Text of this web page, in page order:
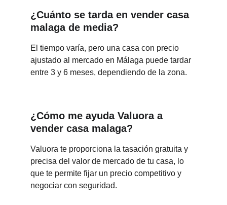
¿Cuánto se tarda en vender casa
malaga de media?
El tiempo varía, pero una casa con precio
ajustado al mercado en Málaga puede tardar
entre 3 y 6 meses, dependiendo de la zona.
¿Cómo me ayuda Valuora a
vender casa malaga?
Valuora te proporciona la tasación gratuita y
precisa del valor de mercado de tu casa, lo
que te permite fijar un precio competitivo y
negociar con seguridad.